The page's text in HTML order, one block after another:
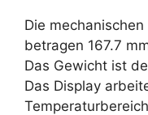
Die
betragen 167.7
Das Gewicht ist
Das Display